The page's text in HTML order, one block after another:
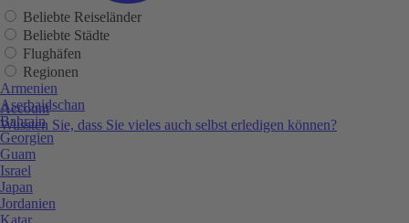
Account
Wussten Sie, dass Sie vieles auch selbst erledigen können?
Beliebte Reiseländer
Beliebte Städte
Flughäfen
Regionen
Armenien
Aserbaidschan
Bahrain
Georgien
Guam
Israel
Japan
Jordanien
Katar